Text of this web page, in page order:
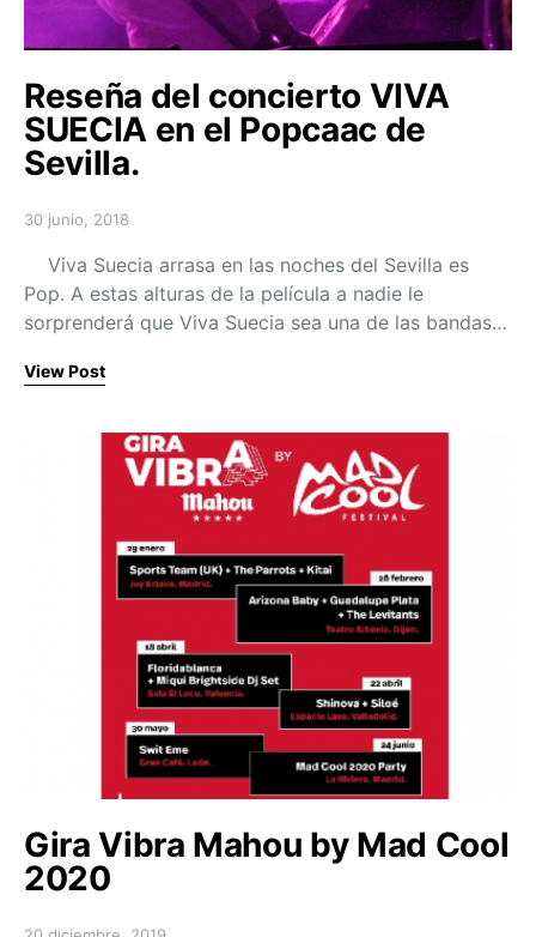
Reseña del concierto VIVA
SUECIA en el Popcaac de
Sevilla.
Posted on
30 junio, 2018
Viva Suecia arrasa en las noches del Sevilla es
Pop. A estas alturas de la película a nadie le
sorprenderá que Viva Suecia sea una de las bandas…
View Post
Gira Vibra Mahou by Mad Cool
2020